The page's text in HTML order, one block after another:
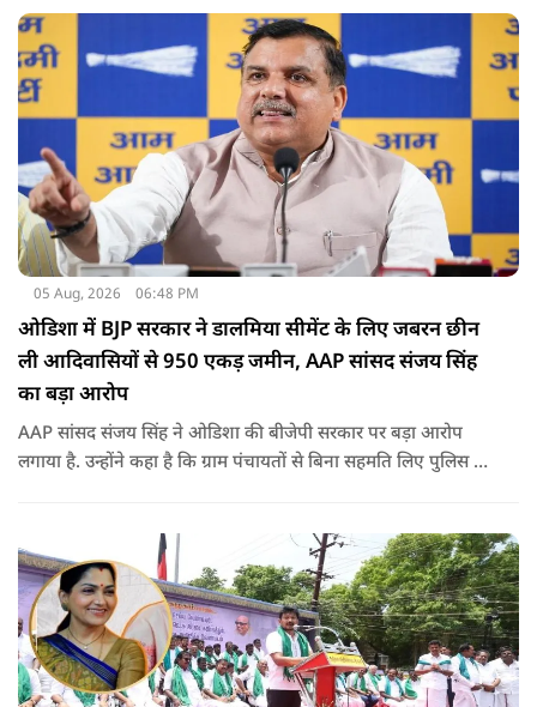
05 Aug, 2026 06:48 PM
ओडिशा में BJP सरकार ने डालमिया सीमेंट के लिए जबरन छीन
ली आदिवासियों से 950 एकड़ जमीन, AAP सांसद संजय सिंह
का बड़ा आरोप
AAP सांसद संजय सिंह ने ओडिशा की बीजेपी सरकार पर बड़ा आरोप
लगाया है. उन्होंने कहा है कि ग्राम पंचायतों से बिना सहमति लिए पुलिस के